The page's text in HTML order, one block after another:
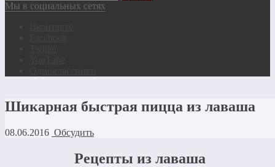
Мы в социальных сетях
Шикарная быстрая пицца из лаваша
08.06.2016 Обсудить
Рецепты из лаваша